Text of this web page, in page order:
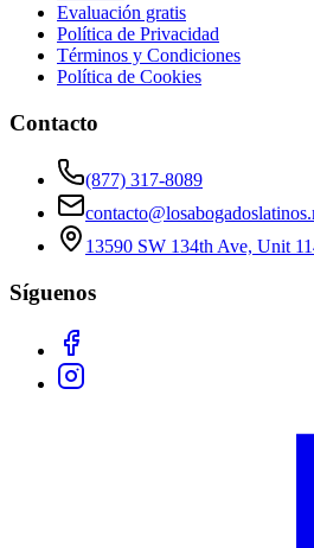
Evaluación gratis
Política de Privacidad
Términos y Condiciones
Política de Cookies
Contacto
(877) 317-8089
13590 SW 134th Ave, Unit
Síguenos